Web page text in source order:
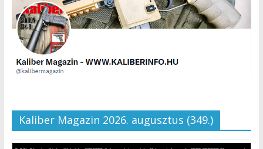
Kaliber Magazin 2026. augusztus (349.)